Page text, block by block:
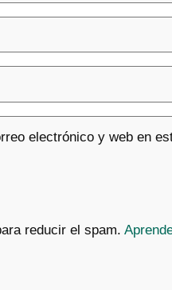
electrónico y web en
reducir el spam.